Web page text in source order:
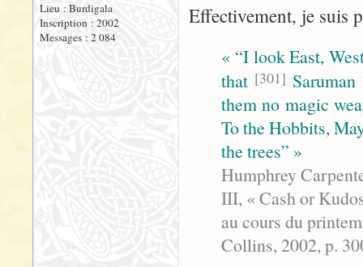
Lieu : Burdigala
Inscription : 2002
Messages : 2 084
Effectivement, je suis
« “I look East,
that [301]
them no magic
To the Hobbits,
the trees” »
Humphrey
III, « Cash or
au cours du
Collins, 2002, p.